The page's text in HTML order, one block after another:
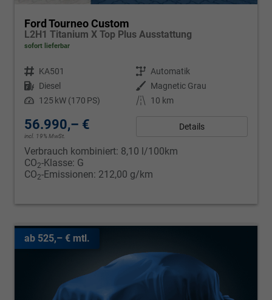
Ford Tourneo Custom
L2H1 Titanium X Top Plus Ausstattung
sofort lieferbar
Fahrzeugnr. KA501 Getriebe Automatik
Kraftstoff Diesel Außenfarbe
Magnetic Grau
Leistung 125 kW (170 PS) Kilometerstand 10 km
56.990,– €
incl. 19% MwSt.
Details
Verbrauch kombiniert: 8,10 l/100km
CO2-Klasse: G
CO2-Emissionen: 212,00 g/km
ab 525,– € mtl.